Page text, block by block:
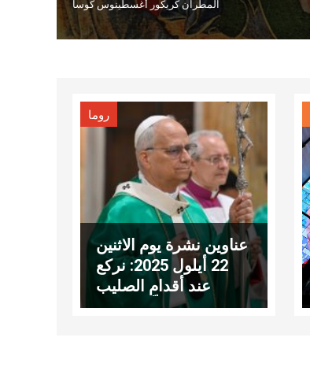
المطران كريكور أغسطينوس كوسا
روما
عناوين نشرة يوم الاثنين
22 أيلول 2025: نركع
عند أقدام الصليب
لنتعلّم المحبّة